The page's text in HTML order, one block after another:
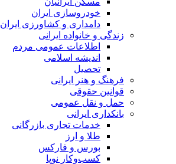
خودروسازی ایران
دامداری و کشاورزی ایران
زندگی و خانواده ایرانی
اطلاعات عمومی مردم
اندیشه اسلامی
تحصیل
فرهنگ و هنر ایرانی
قوانین حقوقی
حمل و نقل عمومی
بانکداری ایرانی
خدمات تجاری بازرگانی
طلا و ارز
بورس و فارکس
کسب‌وکار نوپا